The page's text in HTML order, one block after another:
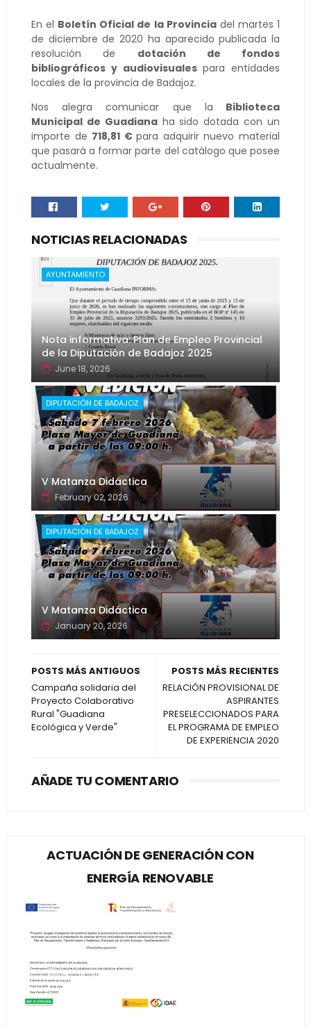
En el Boletín Oficial de la Provinciadel martes 1
de diciembre de 2020 ha aparecido publicada la
resolución de dotación de fondos
bibliográficos y audiovisualespara entidades
locales de la provincia de Badajoz.
Nos alegra comunicar que la Biblioteca
Municipal de Guadianaha sido dotada con un
importe de 718,81 €para adquirir nuevo material
que pasará a formar parte del catálogo que posee
actualmente.
NOTICIAS RELACIONADAS
AYUNTAMIENTO
Nota informativa: Plan de Empleo Provincial
de la Diputación de Badajoz 2025
June 18, 2026
DIPUTACIÓN DE BADAJOZ
V Matanza Didáctica
February 02, 2026
DIPUTACIÓN DE BADAJOZ
V Matanza Didáctica
January 20, 2026
POSTS MÁS RECIENTES
RELACIÓN PROVISIONAL DE
ASPIRANTES
PRESELECCIONADOS PARA
EL PROGRAMA DE EMPLEO
DE EXPERIENCIA 2020
POSTS MÁS ANTIGUOS
Campaña solidaria del
Proyecto Colaborativo
Rural "Guadiana
Ecológica y Verde"
AÑADE TU COMENTARIO
ACTUACIÓN DE GENERACIÓN CON
ENERGÍA RENOVABLE